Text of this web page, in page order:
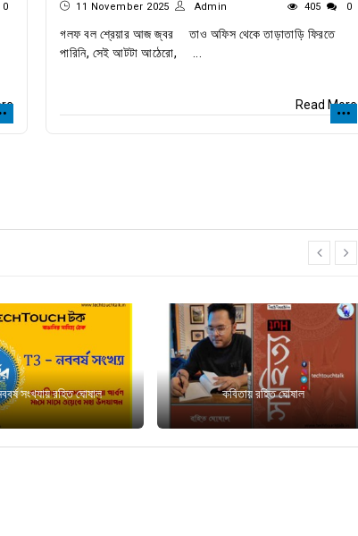
0 11 November 2025 Admin 405 0
গলফ বল শ্রেয়ার আজ জ্বর তাও অফিস থেকে তাড়াতাড়ি ফিরতে
পারিনি, সেই আটটা আঠেরো, ...
Read More
prev